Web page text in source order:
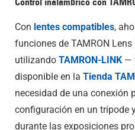
Con lentes compatibles,
funciones de TAMRON
utilizando TAMRON-LINK —
disponible en la Tienda
necesidad de una conexión
configuración en un trípode
durante las exposiciones